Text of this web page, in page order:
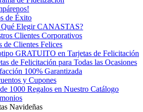
de Éxito
Qué Elegir CANASTAS?
Clientes Corporativos
de Clientes Felices
GRATUITO en Tarjetas de Felicitación
de Felicitación para Todas las Ocasiones
100% Garantizada
y Cupones
1000 Regalos en Nuestro Catálogo
Navideñas